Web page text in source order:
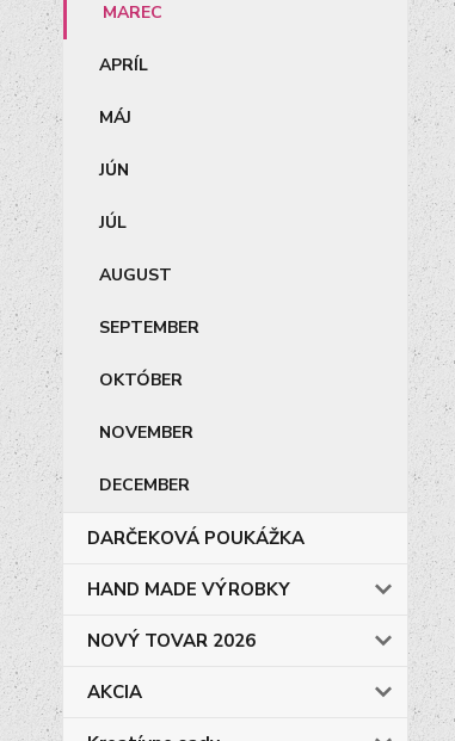
MAREC
APRÍL
MÁJ
JÚN
JÚL
AUGUST
SEPTEMBER
OKTÓBER
NOVEMBER
DECEMBER
DARČEKOVÁ POUKÁŽKA
HAND MADE VÝROBKY
NOVÝ TOVAR 2026
AKCIA